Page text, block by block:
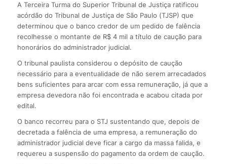
A Terceira Turma do Superior Tribunal de Justiça ratificou
acórdão do Tribunal de Justiça de São Paulo (TJSP) que
determinou que o banco credor de um pedido de falência
recolhesse o montante de R$ 4 mil a título de caução para
honorários do administrador judicial.
O tribunal paulista considerou o depósito de caução
necessário para a eventualidade de não serem arrecadados
bens suficientes para arcar com essa remuneração, já que a
empresa devedora não foi encontrada e acabou citada por
edital.
O banco recorreu para o STJ sustentando que, depois de
decretada a falência de uma empresa, a remuneração do
administrador judicial deve ficar a cargo da massa falida, e
requereu a suspensão do pagamento da ordem de caução.